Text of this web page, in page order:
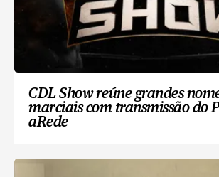
CDL Show reúne grandes
marciais com transmissão do
aRede